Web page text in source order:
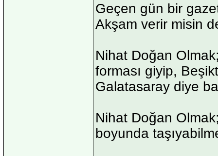
Geçen gün bir
Akşam verir misin
Nihat Doğan
forması giyip,
Galatasaray diye
Nihat Doğan
boyunda